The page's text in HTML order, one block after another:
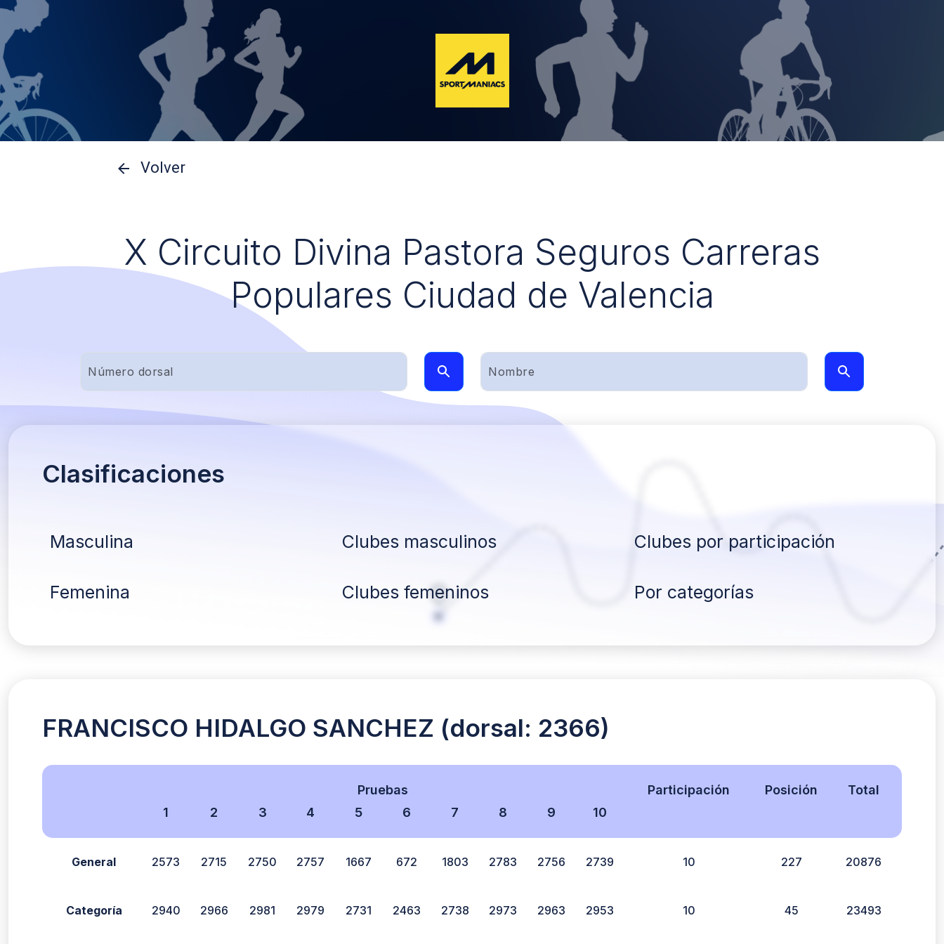
Volver
X Circuito Divina Pastora Seguros Carreras
Populares Ciudad de Valencia
Clasificaciones
Masculina Clubes masculinos Clubes por participación
Femenina Clubes femeninos Por categorías
FRANCISCO HIDALGO SANCHEZ (dorsal: 2366)
Pruebas
1
2 3 4 5 6 7 8 9 10
Participación Posición Total
General 2573 2715 2750 2757 1667 672 1803 2783 2756 2739 10 227 20876
Categoría 2940 2966 2981 2979 2731 2463 2738 2973 2963 2953 10 45 23493